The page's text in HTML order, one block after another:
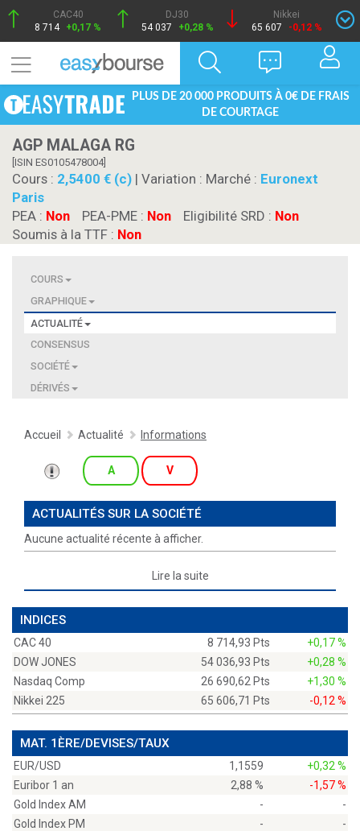
CAC40
8 714 +0,17 %
DJ30
54 037
+0,28 %
Nikkei
65 607
-0,12 %
PLUS DE 20 000 PRODUITS À 0€ DE FRAIS
DE COURTAGE
AGP MALAGA RG
[ISIN ES0105478004]
Cours : 2,5400 € (c) | Variation : Marché : Euronext
Paris
PEA : Non PEA-PME : Non Eligibilité SRD : Non
Soumis à la TTF : Non
COURS
GRAPHIQUE
ACTUALITÉ
CONSENSUS
SOCIÉTÉ
DÉRIVÉS
Accueil Actualité Informations
A V
ACTUALITÉS SUR LA SOCIÉTÉ
Aucune actualité récente à afficher.
Lire la suite
INDICES
CAC 40 8 714,93 Pts
+0,17 %
DOW JONES
54 036,93 Pts
+0,28 %
Nasdaq Comp
26 690,62 Pts
+1,30 %
Nikkei 225
65 606,71 Pts -0,12 %
MAT. 1ÈRE/DEVISES/TAUX
EUR/USD 1,1559
+0,32 %
Euribor 1 an
2,88 %
-1,57 %
Gold Index AM
-
-
Gold Index PM
-
-